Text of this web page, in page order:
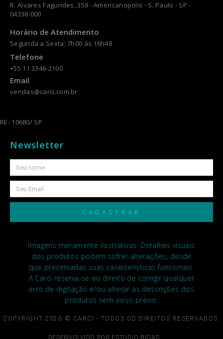
R. Alvares Fagundes, 359 - Americanopolis - S. Paulo - SP -
04338-000
Horário de Atendimento
Segunda a Sexta: 7h00 ás 16h48
Telefone
+55 11 3346-2100
Email
vendas@carci.com.br
RE- 10680/ SP
Newsletter
CADASTRAR
Imagens meramente ilustrativas. Detalhes visuais
dos produtos podem sofrer alterações, desde
que preservadas suas características funcionais.
A Carci reserva-se ao direito de corrigir qualquer
erro de digitação e/ou alterar as descrições dos
produtos sem aviso prévio.
COPYRIGHT 2026 © CARCI - TODOS OS DIREITOS RESERVADOS.
DESENVOLVIDO POR ESTÚDIO BIGAS